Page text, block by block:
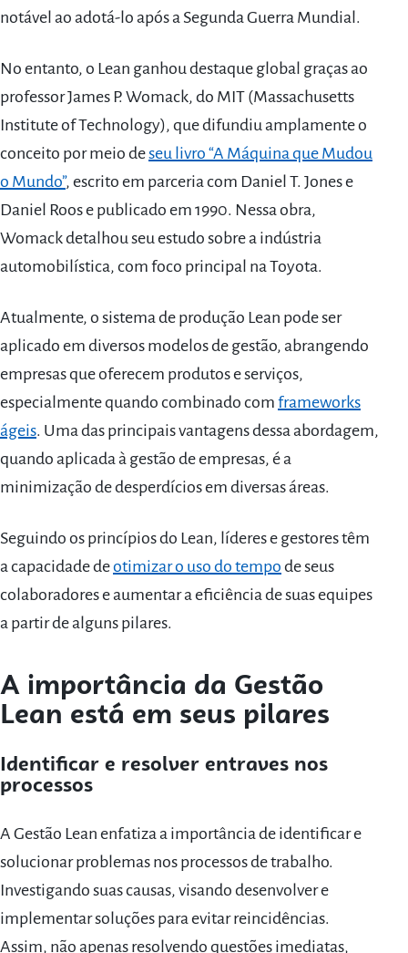
notável ao adotá-lo após a Segunda Guerra Mundial.
No entanto, o Lean ganhou destaque global graças ao
professor James P. Womack, do MIT (Massachusetts
Institute of Technology), que difundiu amplamente o
conceito por meio deseu livro “A Máquina que Mudou
o Mundo”, escrito em parceria com Daniel T. Jones e
Daniel Roos e publicado em 1990. Nessa obra,
Womack detalhou seu estudo sobre a indústria
automobilística, com foco principal na Toyota.
Atualmente, o sistema de produção Lean pode ser
aplicado em diversos modelos de gestão, abrangendo
empresas que oferecem produtos e serviços,
especialmente quando combinado com frameworks
ágeis. Uma das principais vantagens dessa abordagem,
quando aplicada à gestão de empresas, é a
minimização de desperdícios em diversas áreas.
Seguindo os princípios do Lean, líderes e gestores têm
a capacidade deotimizar o uso do tempo de seus
colaboradores e aumentar a eficiência de suas equipes
a partir de alguns pilares.
A importância da Gestão
Lean está em seus pilares
Identificar e resolver entraves nos
processos
A Gestão Lean enfatiza a importância de identificar e
solucionar problemas nos processos de trabalho.
Investigando suas causas, visando desenvolver e
implementar soluções para evitar reincidências.
Assim, não apenas resolvendo questões imediatas,